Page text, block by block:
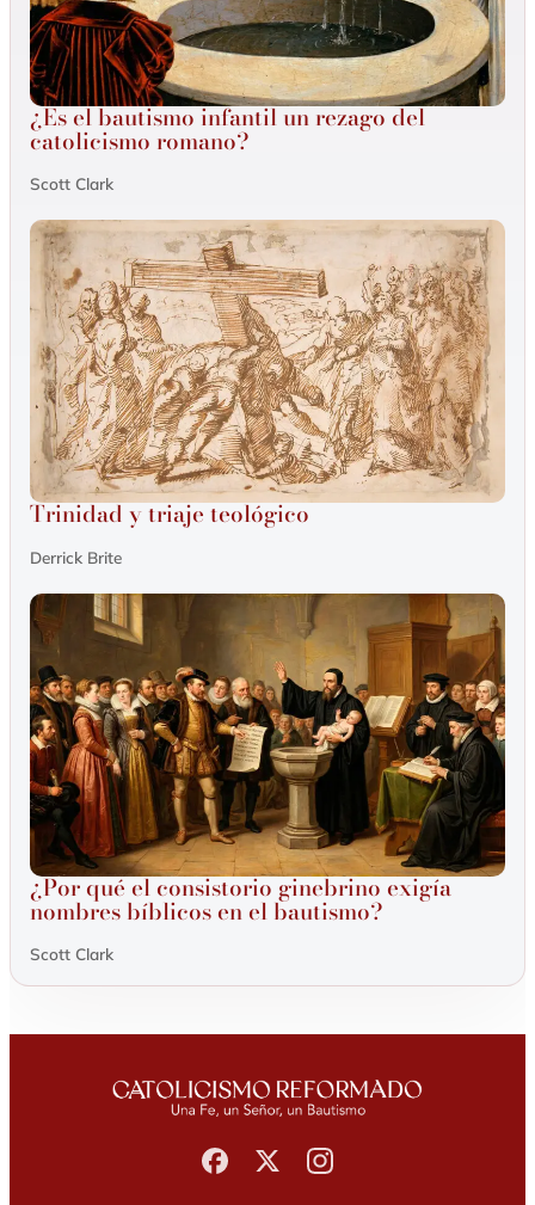
¿Es el bautismo infantil un rezago del
catolicismo romano?
Scott Clark
Trinidad y triaje teológico
Derrick Brite
¿Por qué el consistorio ginebrino exigía
nombres bíblicos en el bautismo?
Scott Clark